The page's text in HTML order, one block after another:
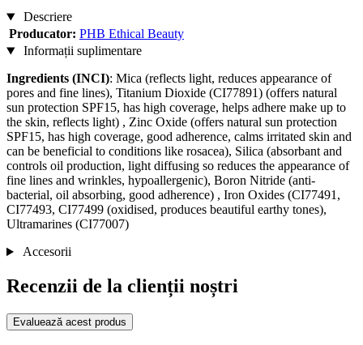
Descriere
Producator: PHB Ethical Beauty
Informații suplimentare
Ingredients (INCI): Mica (reflects light, reduces appearance of
pores and fine lines), Titanium Dioxide (CI77891) (offers natural
sun protection SPF15, has high coverage, helps adhere make up to
the skin, reflects light) , Zinc Oxide (offers natural sun protection
SPF15, has high coverage, good adherence, calms irritated skin and
can be beneficial to conditions like rosacea), Silica (absorbant and
controls oil production, light diffusing so reduces the appearance of
fine lines and wrinkles, hypoallergenic), Boron Nitride (anti-
bacterial, oil absorbing, good adherence) , Iron Oxides (CI77491,
CI77493, CI77499 (oxidised, produces beautiful earthy tones),
Ultramarines (CI77007)
Accesorii
Recenzii de la clienții noștri
Evaluează acest produs